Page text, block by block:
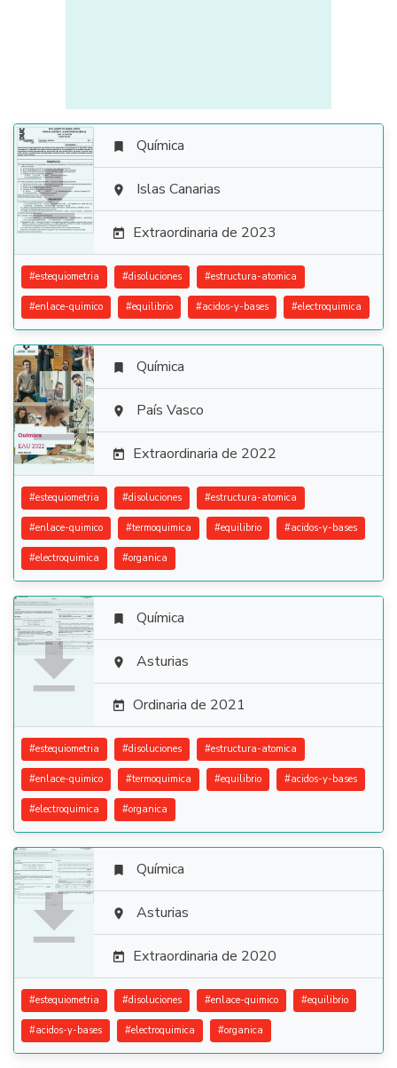

 Química
 Islas Canarias
 Extraordinaria de 2023
#estequiometria #disoluciones #estructura-atomica
#enlace-quimico #equilibrio #acidos-y-bases #electroquimica

 Química
 País Vasco
 Extraordinaria de 2022
#estequiometria #disoluciones #estructura-atomica
#enlace-quimico #termoquimica #equilibrio #acidos-y-bases
#electroquimica #organica

 Química
 Asturias
 Ordinaria de 2021
#estequiometria #disoluciones #estructura-atomica
#enlace-quimico #termoquimica #equilibrio #acidos-y-bases
#electroquimica #organica

 Química
 Asturias
 Extraordinaria de 2020
#estequiometria #disoluciones #enlace-quimico #equilibrio
#acidos-y-bases #electroquimica #organica